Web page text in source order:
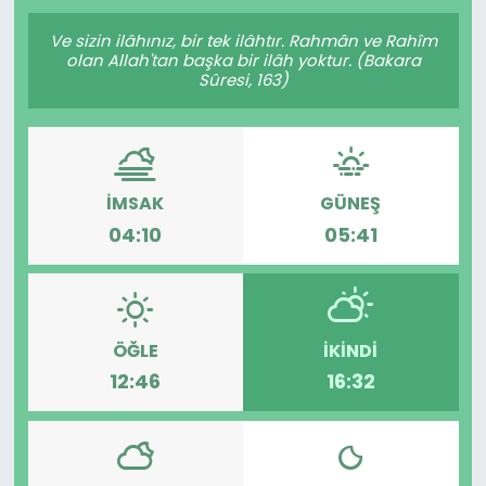
Ve sizin ilâhınız, bir tek ilâhtır. Rahmân ve Rahîm
olan Allah'tan başka bir ilâh yoktur. (Bakara
Sûresi, 163)
İMSAK
04:10
GÜNEŞ
05:41
ÖĞLE
12:46
İKINDI
16:32
Gündem
KKTC YEREL SEÇİM 2018
Kültür Sanat
Magazin
Moda
Nöbetçi Eczaneler
Otomobil Dünyası